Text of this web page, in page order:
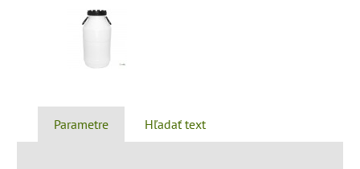
Parametre Hľadať text